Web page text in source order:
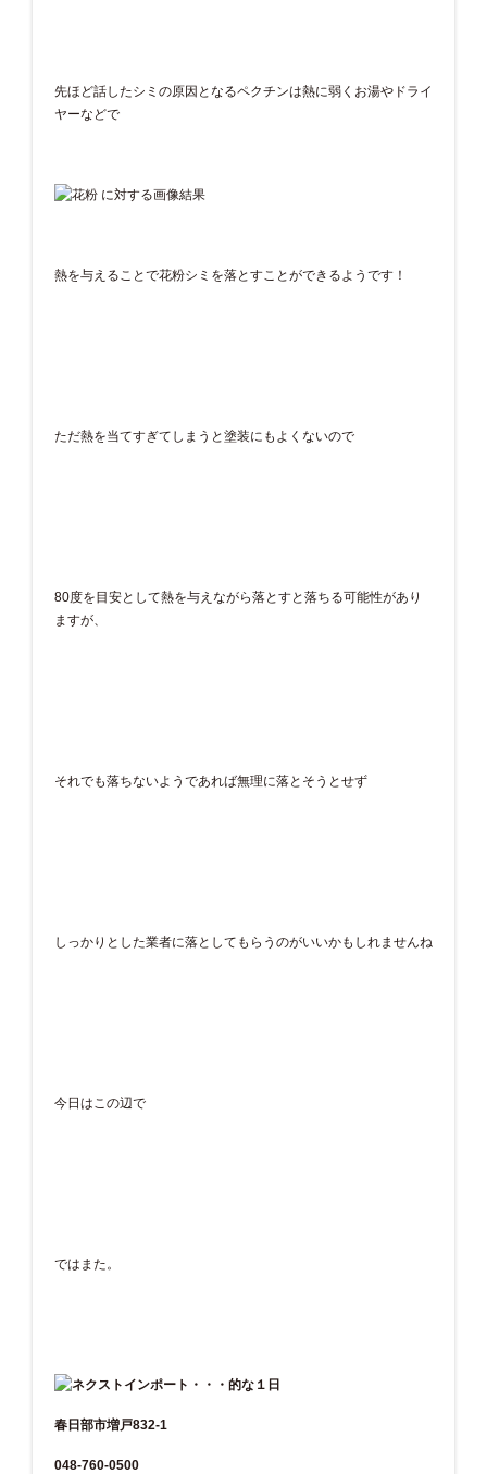
先ほど話したシミの原因となるペクチンは熱に弱くお湯やドライ
ヤーなどで
熱を与えることで花粉シミを落とすことができるようです！
ただ熱を当てすぎてしまうと塗装にもよくないので
80度を目安として熱を与えながら落とすと落ちる可能性があり
ますが、
それでも落ちないようであれば無理に落とそうとせず
しっかりとした業者に落としてもらうのがいいかもしれませんね
今日はこの辺で
ではまた。
春日部市増戸832-1
048-760-0500